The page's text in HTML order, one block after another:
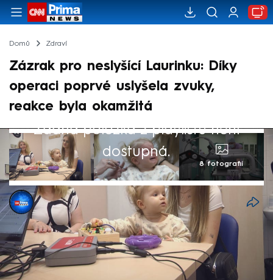
Domů Zdraví
Zázrak pro neslyšící Laurinku: Díky
operaci poprvé uslyšela zvuky,
reakce byla okamžitá
Žádná položka z playlistu není
dostupná.
8 fotografií
Hedvika Lišková
3. kvě 2025, 07:04
Brněnští lékaři zavedli prvnímu neslyšícímu
dítěti v Česku kochleární implantát pomocí
robotického ramene, na jehož vývoji se